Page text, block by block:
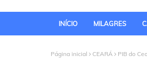
INÍCIO MILAGRES
Página inicial CEARÁ PIB do